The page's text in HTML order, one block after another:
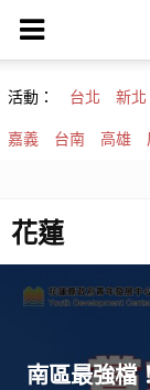
活動： 台北 新北
嘉義 台南 高雄
花蓮
南區最強檔